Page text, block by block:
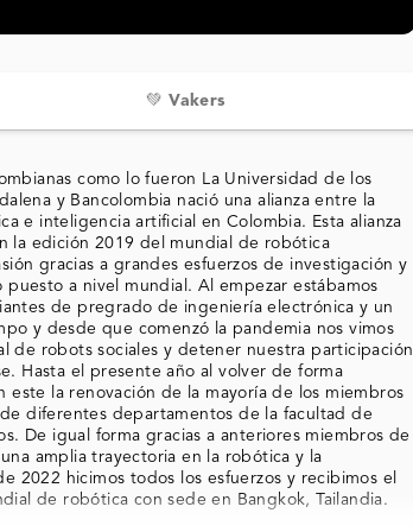
💚 Vakers
como lo fueron La Universidad de los
y Bancolombia nació una alianza entre la
e inteligencia artificial en Colombia. Esta alianza
la edición 2019 del mundial de robótica
gracias a grandes esfuerzos de investigación y
a nivel mundial. Al empezar estábamos
de pregrado de ingeniería electrónica y un
y desde que comenzó la pandemia nos vimos
de robots sociales y detener nuestra participación
Hasta el presente año al volver de forma
este la renovación de la mayoría de los miembros
diferentes departamentos de la facultad de
De igual forma gracias a anteriores miembros de
amplia trayectoria en la robótica y la
2022 hicimos todos los esfuerzos y recibimos el
de robótica con sede en Bangkok, Tailandia.